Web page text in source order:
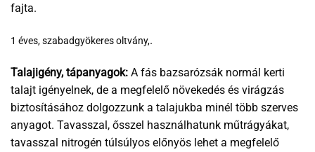
fajta.
1 éves, szabadgyökeres oltvány,.
Talajigény, tápanyagok: A fás bazsarózsák normál kerti
talajt igényelnek, de a megfelelő növekedés és virágzás
biztosításához dolgozzunk a talajukba minél több szerves
anyagot. Tavasszal, ősszel használhatunk műtrágyákat,
tavasszal nitrogén túlsúlyos előnyös lehet a megfelelő